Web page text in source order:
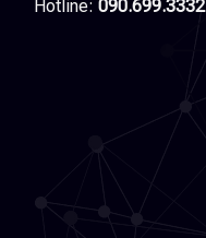
Hotline: 090.699.3332